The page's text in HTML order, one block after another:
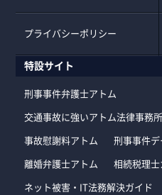
プライバシーポリシー
特設サイト
刑事事件弁護士アトム
交通事故に強いアトム法律事務
事故慰謝料アトム 刑事事件デ
離婚弁護士アトム 相続税理士
ネット被害・IT法務解決ガイド